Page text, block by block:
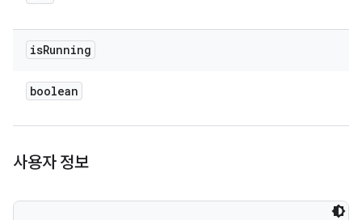
isRunning
boolean
사용자 정보